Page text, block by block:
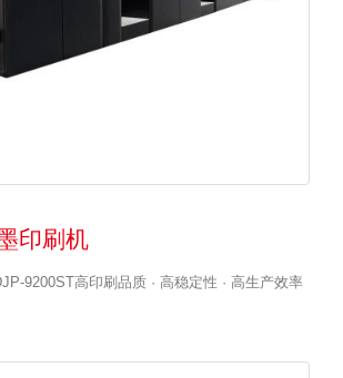
印刷机
9200ST高印刷品质 · 高稳定性 · 高生产效率